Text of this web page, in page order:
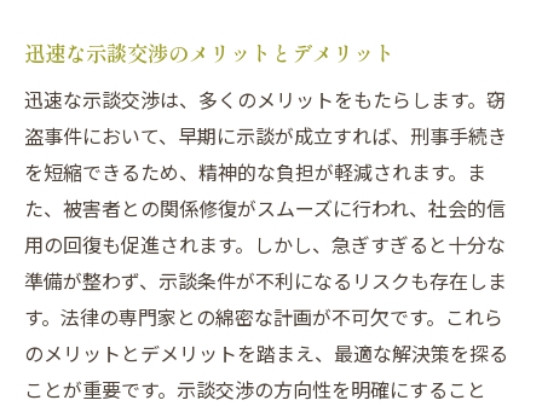
迅速な示談交渉のメリットとデメリット
迅速な示談交渉は、多くのメリットをもたらします。窃
盗事件において、早期に示談が成立すれば、刑事手続き
を短縮できるため、精神的な負担が軽減されます。ま
た、被害者との関係修復がスムーズに行われ、社会的信
用の回復も促進されます。しかし、急ぎすぎると十分な
準備が整わず、示談条件が不利になるリスクも存在しま
す。法律の専門家との綿密な計画が不可欠です。これら
のメリットとデメリットを踏まえ、最適な解決策を探る
ことが重要です。示談交渉の方向性を明確にすること